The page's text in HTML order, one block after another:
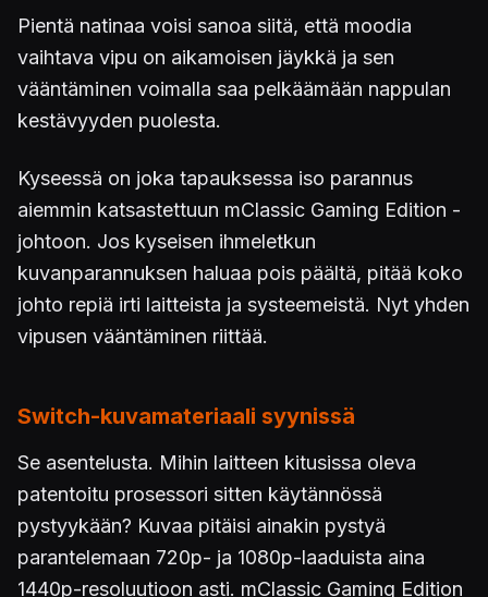
Pientä natinaa voisi sanoa siitä, että moodia
vaihtava vipu on aikamoisen jäykkä ja sen
vääntäminen voimalla saa pelkäämään nappulan
kestävyyden puolesta.
Kyseessä on joka tapauksessa iso parannus
aiemmin katsastettuun mClassic Gaming Edition -
johtoon. Jos kyseisen ihmeletkun
kuvanparannuksen haluaa pois päältä, pitää koko
johto repiä irti laitteista ja systeemeistä. Nyt yhden
vipusen vääntäminen riittää.
Switch-kuvamateriaali syynissä
Se asentelusta. Mihin laitteen kitusissa oleva
patentoitu prosessori sitten käytännössä
pystyykään? Kuvaa pitäisi ainakin pystyä
parantelemaan 720p- ja 1080p-laaduista aina
1440p-resoluutioon asti. mClassic Gaming Edition